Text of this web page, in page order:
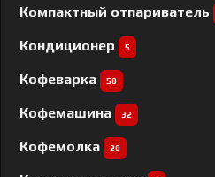
Компактный отпариватель
Кондиционер 5
Кофеварка 50
Кофемашина 32
Кофемолка 20